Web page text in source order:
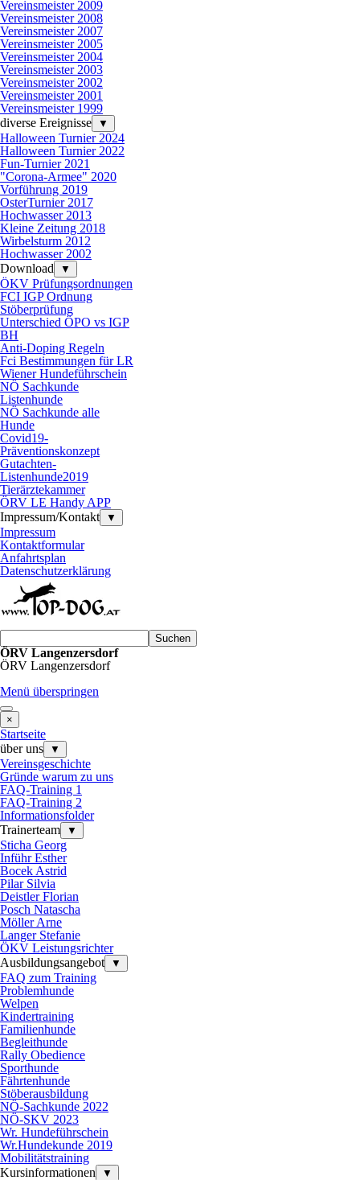
Vereinsmeister 2009
Vereinsmeister 2008
Vereinsmeister 2007
Vereinsmeister 2005
Vereinsmeister 2004
Vereinsmeister 2003
Vereinsmeister 2002
Vereinsmeister 2001
Vereinsmeister 1999
diverse Ereignisse
▼
Halloween Turnier 2024
Halloween Turnier 2022
Fun-Turnier 2021
"Corona-Armee" 2020
Vorführung 2019
OsterTurnier 2017
Hochwasser 2013
Kleine Zeitung 2018
Wirbelsturm 2012
Hochwasser 2002
Download
▼
ÖKV Prüfungsordnungen
FCI IGP Ordnung
Stöberprüfung
Unterschied ÖPO vs IGP
BH
Anti-Doping Regeln
Fci Bestimmungen für LR
Wiener Hundeführschein
NÖ Sachkunde
Listenhunde
NÖ Sachkunde alle
Hunde
Covid19-
Präventionskonzept
Gutachten-
Listenhunde2019
Tierärztekammer
ÖRV LE Handy APP
Impressum/Kontakt
▼
Impressum
Kontaktformular
Anfahrtsplan
Datenschutzerklärung
Suchen
ÖRV Langenzersdorf
ÖRV Langenzersdorf
Menü überspringen
×
Startseite
über uns
▼
Vereinsgeschichte
Gründe warum zu uns
FAQ-Training 1
FAQ-Training 2
Informationsfolder
Trainerteam
▼
Sticha Georg
Inführ Esther
Bocek Astrid
Pilar Silvia
Deistler Florian
Posch Natascha
Möller Arne
Langer Stefanie
ÖKV Leistungsrichter
Ausbildungsangebot
▼
FAQ zum Training
Problemhunde
Welpen
Kindertraining
Familienhunde
Begleithunde
Rally Obedience
Sporthunde
Fährtenhunde
Stöberausbildung
NÖ-Sachkunde 2022
NÖ-SKV 2023
Wr. Hundeführschein
Wr.Hundekunde 2019
Mobilitätstraining
Kursinformationen
▼